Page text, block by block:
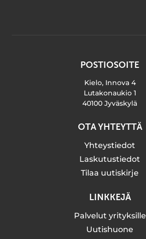
POSTIOSOITE
Kielo, Innova 4
Lutakonaukio 1
40100 Jyväskylä
OTA YHTEYTTÄ
Yhteystiedot
Laskutustiedot
Tilaa uutiskirje
LINKKEJÄ
Palvelut yrityksille
Uutishuone